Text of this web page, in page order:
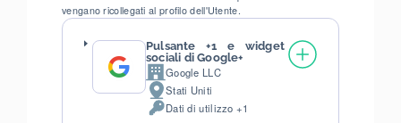
vengano ricollegati al profilo dell'Utente.
Pulsante +1 e widget
sociali di Google+
Azienda:Google LLC
Luogo
del
Stati Uniti
DatiDati di utilizzo +1